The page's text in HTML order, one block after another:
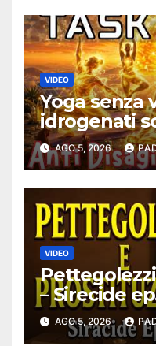
VIDEO
Yoga senza
idrogenati
Antidisagio
AGO 5, 2026
VIDEO
– Sirecide
AGO 5, 2026